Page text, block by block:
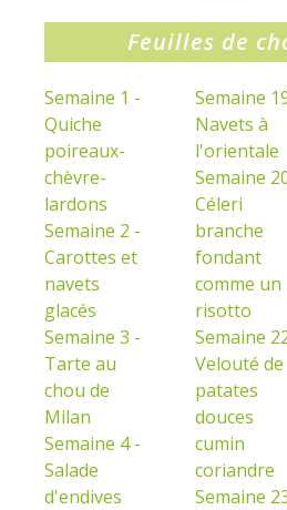
Feuilles de
Semaine 1 -
Quiche
poireaux-
chèvre-
lardons
Semaine 2 -
Carottes et
navets
glacés
Semaine 3 -
Tarte au
chou de
Milan
Semaine 4 -
Salade
d'endives
Semaine
Navets à
l'orientale
Semaine
Céleri
branche
fondant
comme un
risotto
Semaine
Velouté de
patates
douces
cumin
coriandre
Semaine